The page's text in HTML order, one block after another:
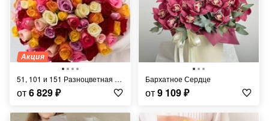
Акция
51, 101 и 151 Разноцветная Роза
от6 829₽
Бархатное Сердце
от9 109₽